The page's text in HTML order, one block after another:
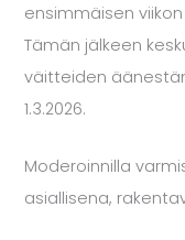
ensimmäisen
Tämän jälkeen
väitteiden
1.3.2026.
Moderoinnilla
asiallisena,